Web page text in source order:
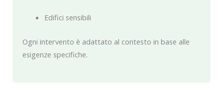
Edifici sensibili
Ogni intervento è adattato al contesto in base alle
esigenze specifiche.